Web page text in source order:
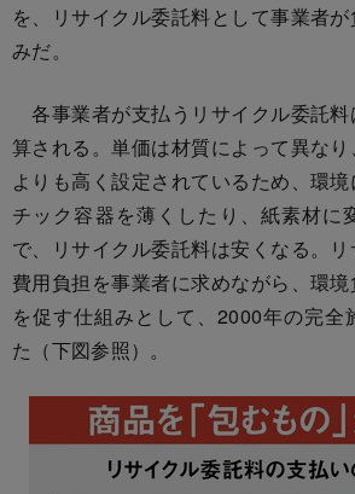
を、リサイクル委託料として事業者
みだ。
各事業者が支払うリサイクル委託
算される。単価は材質によって異な
よりも高く設定されているため、環
チック容器を薄くしたり、紙素材に
で、リサイクル委託料は安くなる。
費用負担を事業者に求めながら、環
を促す仕組みとして、2000年の完全
た（下図参照）。